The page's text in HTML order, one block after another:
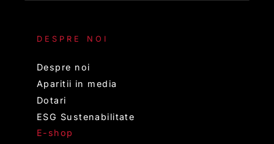
DESPRE NOI
Despre noi
Aparitii in media
Dotari
ESG Sustenabilitate
E-shop